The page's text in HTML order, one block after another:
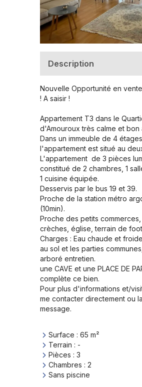
Description
Nouvelle Opportunité en
! A saisir !
Appartement T3 dans le
d'Amouroux très calme et bon
Dans un immeuble de 4 étages
l'appartement est situé au
L'appartement  de 3 pièces
constitué de 2 chambres, 1
1 cuisine équipée.
Desservis par le bus 19 et 39.
Proche de la station métro
(10min).
Proche des petits
crèches, église, terrain de
Charges : Eau chaude et
au sol et les parties
arboré entretien.
une CAVE et une PLACE DE
complète ce bien.
Pour plus d'informations et/
me contacter directement ou
message.
Surface : 65 m²
Terrain : -
Pièces : 3
Chambres : 2
Sans piscine